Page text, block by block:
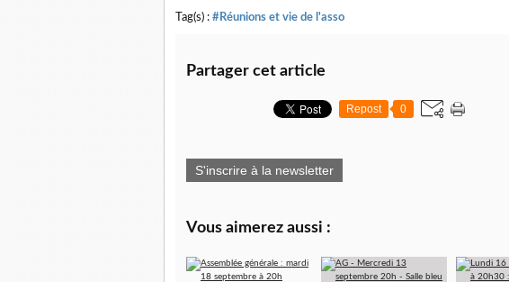
Tag(s) : #Réunions et vie de l'asso
Partager cet article
Repost 0
S'inscrire à la newsletter
Vous aimerez aussi :